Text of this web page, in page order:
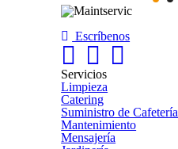
Escríbenos
Servicios
Limpieza
Catering
Suministro de Cafetería
Mantenimiento
Mensajería